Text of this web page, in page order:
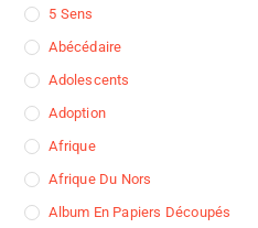
5 Sens
Abécédaire
Adolescents
Adoption
Afrique
Afrique Du Nors
Album En Papiers Découpés